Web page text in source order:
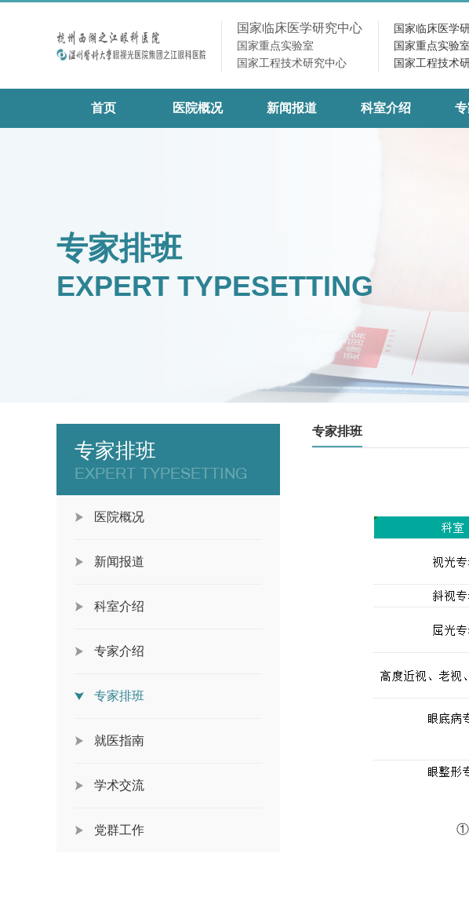
国家临床医学研究中心
国家重点实验室
国家工程技术研究中心
国家临床医学
国家重点实验室
国家工程技术
首页 医院概况 新闻报道 科室介绍
专家排班
EXPERT TYPESETTING
专家排班
EXPERT TYPESETTING
医院概况
新闻报道
科室介绍
专家介绍
专家排班
就医指南
学术交流
党群工作
专家排班
①